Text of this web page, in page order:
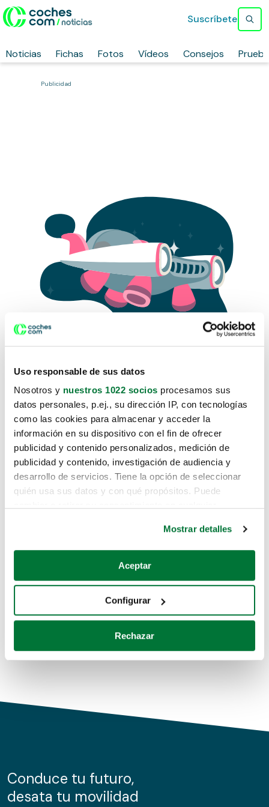
Uso responsable de sus datos
Nosotros y nuestros 1022 socios procesamos sus
datos personales, p.ej., su dirección IP, con tecnologías
como las cookies para almacenar y acceder la
información en su dispositivo con el fin de ofrecer
publicidad y contenido personalizados, medición de
publicidad y contenido, investigación de audiencia y
desarrollo de servicios. Tiene la opción de seleccionar
quién usa sus datos y con qué propósitos. Puede
Si lo permite, también quisiéramos:
Recopilar información sobre su ubicación geográfica
Identificar su dispositivo analizándolo activamente
para buscar características específicas (huellas
Obtenga más información sobre cómo se procesan sus
de cookies.
información sobre el uso que haga del sitio web con
nuestros partners de redes sociales, publicidad y análisis
Mostrar detalles
Aceptar
Configurar
Rechazar
Noticias Fichas Fotos Vídeos Consejos
Suscríbete
Publicidad
Lo sentimos, no sabemos como
te hemos traido hasta aquí.
Pero puedes encontrar el coche que estás
buscando en alguno de estos enlaces:
Coches de segunda mano
Coches de km0
Conduce tu futuro,
desata tu movilidad